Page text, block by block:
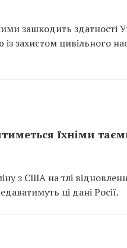
зашкодить здатності
захистом цивільного
їхніми
з США на тлі
ці дані Росії.